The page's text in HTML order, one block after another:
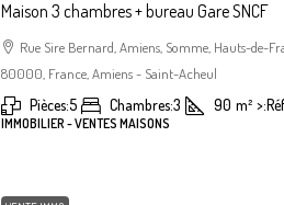
Maison 3 chambres + bureau Gare SNCF
Rue Sire Bernard, Amiens, Somme, Hauts-de-
80000, France, Amiens - Saint-Acheul
Pièces:5 Chambres:3 90 m² >:
IMMOBILIER - VENTES MAISONS